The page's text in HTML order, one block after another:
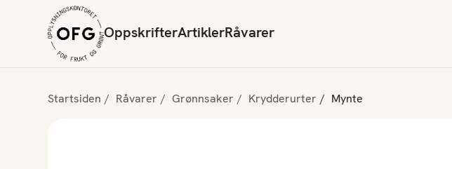
OppskrifterArtiklerRåvarer
Startsiden Råvarer Grønnsaker Krydderurter Mynte